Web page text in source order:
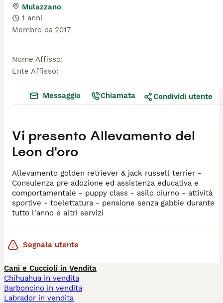
Mulazzano
1 anni
Membro da 2017
Nome Affisso:
Ente Affisso:
Vi presento Allevamento del
Leon d'oro
Messaggio Chiamata Condividi utente
Allevamento golden retriever & jack russell terrier -
Consulenza pre adozione ed assistenza educativa e
comportamentale - puppy class - asilo diurno - attività
sportive - toelettatura - pensione senza gabbie durante
tutto l'anno e altri servizi
Segnala utente
Cani e Cuccioli in Vendita
Chihuahua in vendita
Barboncino in vendita
Labrador in vendita